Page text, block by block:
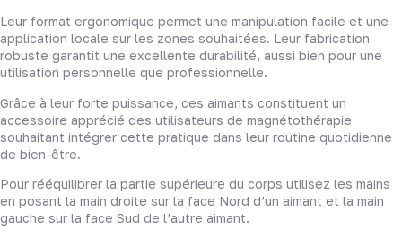
Leur format ergonomique permet une manipulation facile et une
application locale sur les zones souhaitées. Leur fabrication
robuste garantit une excellente durabilité, aussi bien pour une
utilisation personnelle que professionnelle.
Grâce à leur forte puissance, ces aimants constituent un
accessoire apprécié des utilisateurs de magnétothérapie
souhaitant intégrer cette pratique dans leur routine quotidienne
de bien-être.
Pour rééquilibrer la partie supérieure du corps utilisez les mains
en posant la main droite sur la face Nord d’un aimant et la main
gauche sur la face Sud de l’autre aimant.